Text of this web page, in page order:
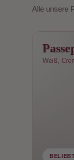
Alle unsere
Weiß,